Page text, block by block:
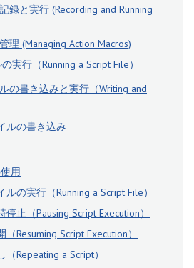
録と実行 (Recording and Running
理 (Managing Action Macros)
実行（Running a Script File）
の書き込みと実行（Writing and
ルの書き込み
用
の実行（Running a Script File）
止（Pausing Script Execution）
Resuming Script Execution）
Repeating a Script）